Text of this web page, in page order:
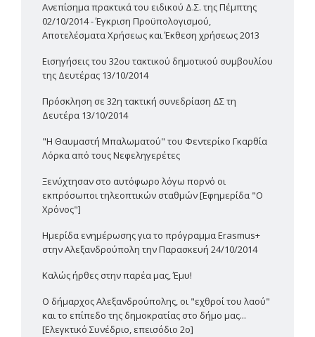
Ανεπίσημα πρακτικά του ειδικού Δ.Σ. της Πέμπτης
02/10/2014 - Έγκριση Προϋπολογισμού,
Αποτελέσματα Χρήσεως και Έκθεση χρήσεως 2013
Εισηγήσεις του 32ου τακτικού δημοτικού συμβουλίου
της Δευτέρας 13/10/2014
Πρόσκληση σε 32η τακτική συνεδρίαση ΔΣ τη
Δευτέρα 13/10/2014
"Η Θαυμαστή Μπαλωματού" του Φεντερίκο Γκαρθία
Λόρκα από τους Νεφεληγερέτες
Ξενύχτησαν στο αυτόφωρο λόγω πορνό οι
εκπρόσωποι τηλεοπτικών σταθμών [Εφημερίδα "Ο
Χρόνος"]
Ημερίδα ενημέρωσης για το πρόγραμμα Erasmus+
στην Αλεξανδρούπολη την Παρασκευή 24/10/2014
Καλώς ήρθες στην παρέα μας, Έμυ!
Ο δήμαρχος Αλεξανδρούπολης, οι "εχθροί του λαού"
και το επίπεδο της δημοκρατίας στο δήμο μας...
[Ελεγκτικό Συνέδριο, επεισόδιο 2ο]